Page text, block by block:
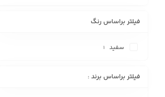
فیلتر براساس رنگ
سفید 1
فیلتر براساس برند :